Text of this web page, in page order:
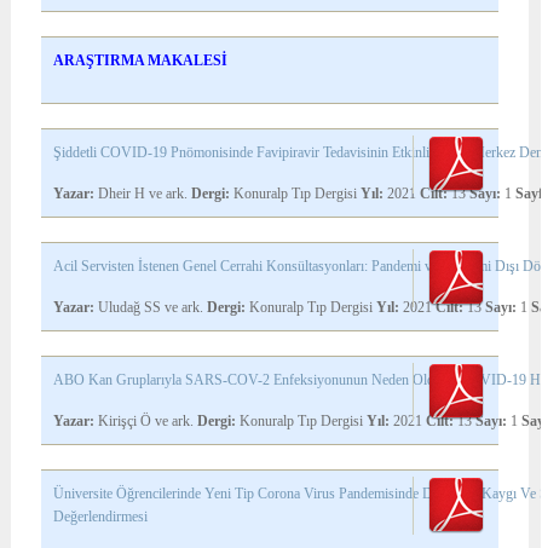
ARAŞTIRMA MAKALESİ
Şiddetli COVID-19 Pnömonisinde Favipiravir Tedavisinin Etkinliği: Tek Merkez
Yazar: Dheir H ve ark. Dergi: Konuralp Tıp Dergisi Yıl: 2021 Cilt:13Sayı: 1
Acil Servisten İstenen Genel Cerrahi Konsültasyonları: Pandemi ve Pandemi Dışı
Yazar: Uludağ SS ve ark. Dergi: Konuralp Tıp Dergisi Yıl: 2021Cilt:13Sayı: 1
ABO Kan Gruplarıyla SARS-COV-2 Enfeksiyonunun Neden Olduğu COVID-19
Yazar: Kirişçi Ö ve ark. Dergi: Konuralp Tıp Dergisi Yıl: 2021 Cilt:13Sayı: 1
Üniversite Öğrencilerinde Yeni Tip Corona Virus Pandemisinde Davranış, Kaygı Ve
Değerlendirmesi